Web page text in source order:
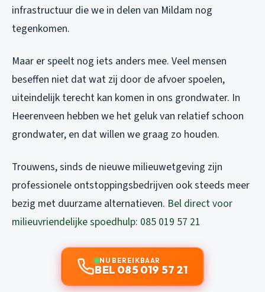
infrastructuur die we in delen van Mildam nog
tegenkomen.
Maar er speelt nog iets anders mee. Veel mensen
beseffen niet dat wat zij door de afvoer spoelen,
uiteindelijk terecht kan komen in ons grondwater. In
Heerenveen hebben we het geluk van relatief schoon
grondwater, en dat willen we graag zo houden.
Trouwens, sinds de nieuwe milieuwetgeving zijn
professionele ontstoppingsbedrijven ook steeds meer
bezig met duurzame alternatieven. Bel direct voor
milieuvriendelijke spoedhulp: 085 019 57 21
NU BEREIKBAAR
BEL 085 019 57 21